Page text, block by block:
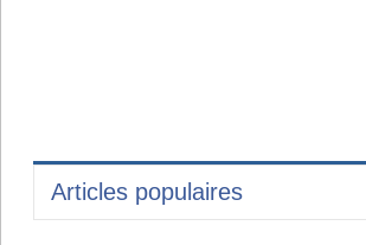
Articles populaires